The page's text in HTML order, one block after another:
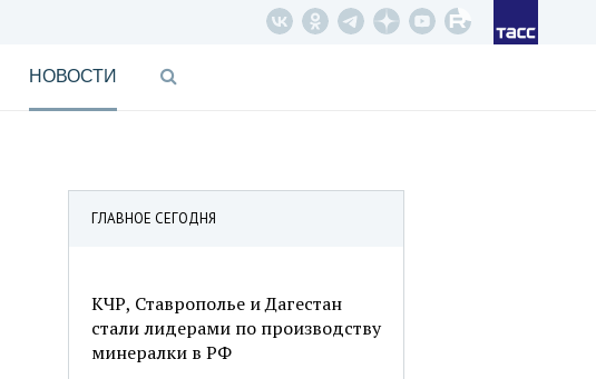
НОВОСТИ
ГЛАВНОЕ СЕГОДНЯ
КЧР, Ставрополье и Дагестан
стали лидерами по производству
минералки в РФ